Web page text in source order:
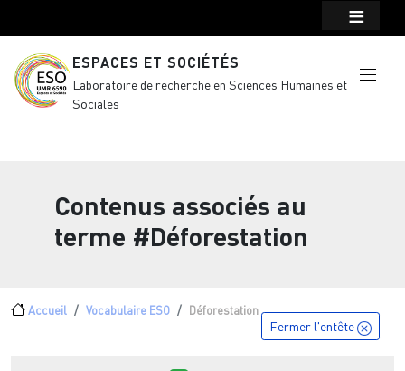
ESPACES ET SOCIÉTÉS
Laboratoire de recherche en Sciences Humaines et
Sociales
Contenus associés au
terme #Déforestation
Fil d'Ariane
Accueil Vocabulaire ESO Déforestation
Fermer l'entête